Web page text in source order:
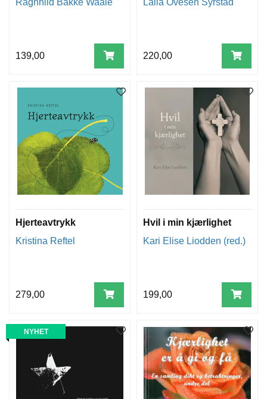
Ragnhild Bakke Waale
139,00
Laila Ovesen Syrstad
220,00
Hjerteavtrykk
Kristina Reftel
279,00
Hvil i min kjærlighet
Kari Elise Liodden (red.)
199,00
NYHET